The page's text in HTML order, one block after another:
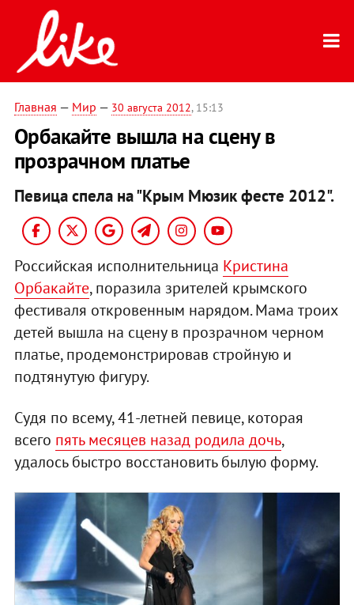
Главная — Мир — 30 августа 2012, 15:13
Орбакайте вышла на сцену в
прозрачном платье
Певица спела на "Крым Мюзик фесте 2012".
Российская исполнительница Кристина
Орбакайте, поразила зрителей крымского
фестиваля откровенным нарядом. Мама троих
детей вышла на сцену в прозрачном черном
платье, продемонстрировав стройную и
подтянутую фигуру.
Судя по всему, 41-летней певице, которая
всего пять месяцев назад родила дочь,
удалось быстро восстановить былую форму.